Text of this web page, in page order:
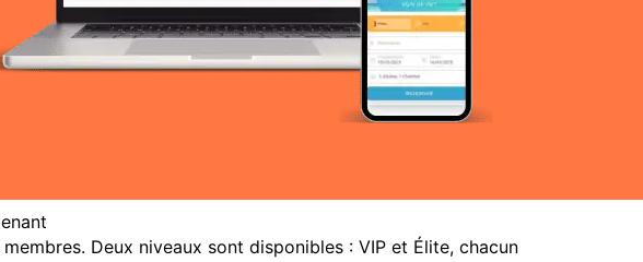
Deux niveaux sont disponibles : VIP et Élite, chacun